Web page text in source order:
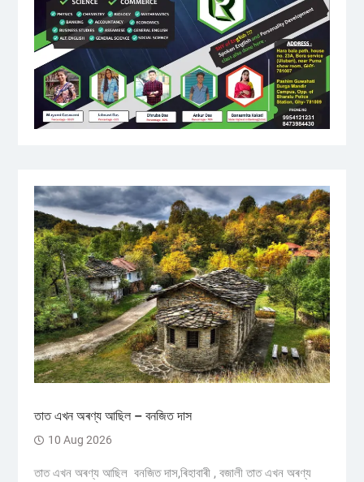
তাত এখন অৰণ্য আছিল – বনজিত দাস
10 Aug 2026
তাত এখন অৰণ্য আছিল বনজিত দাস,ৰিহাবাৰী , বজালী তাত এখন অৰণ্য